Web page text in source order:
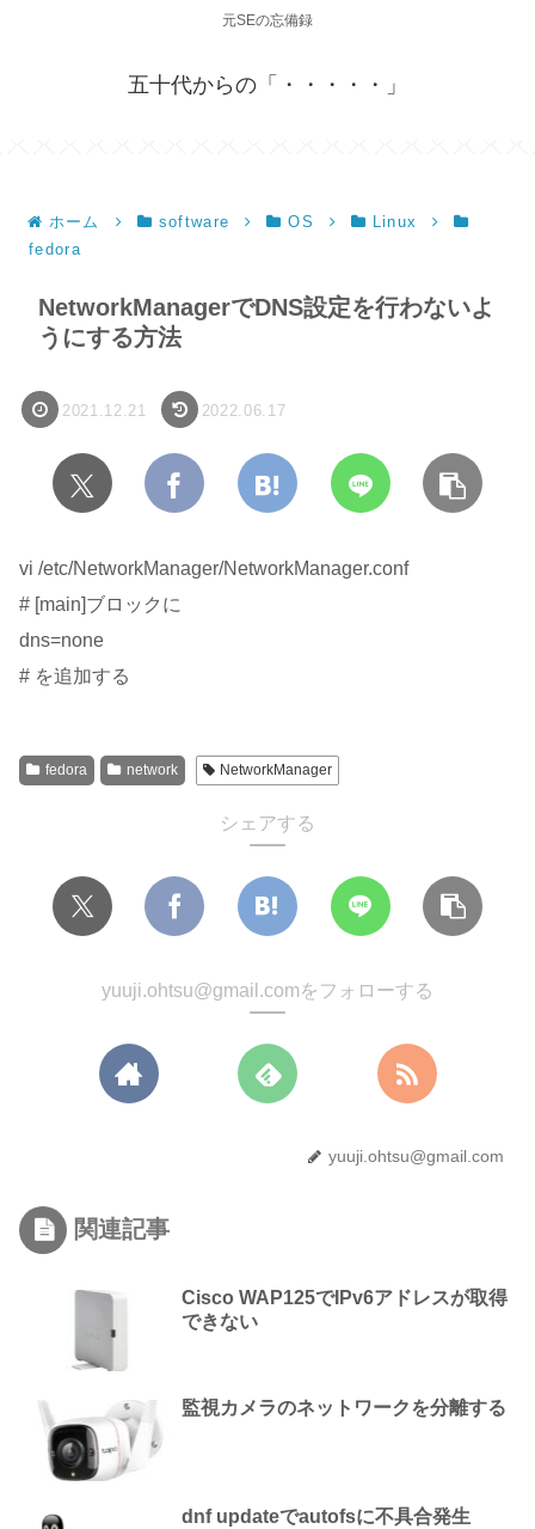
元SEの忘備録
五十代からの「・・・・・」
ホーム software OS
Linux
fedora
NetworkManagerでDNS設定を行わないよ
うにする方法
2021.12.21 2022.06.17
vi /etc/NetworkManager/NetworkManager.conf
# [main]ブロックに
dns=none
# を追加する
fedora network NetworkManager
シェアする
yuuji.ohtsu@gmail.comをフォローする
yuuji.ohtsu@gmail.com
関連記事
Cisco WAP125でIPv6アドレスが取得
できない
監視カメラのネットワークを分離する
dnf updateでautofsに不具合発生